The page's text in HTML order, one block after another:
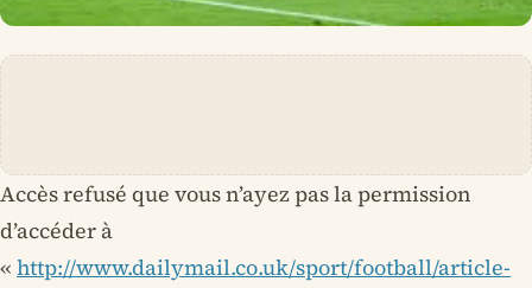
Accès refusé que vous n’ayez pas la permission
d’accéder à
« http://www.dailymail.co.uk/sport/football/article-